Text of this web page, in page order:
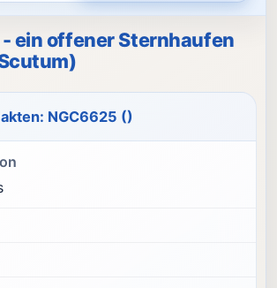
ein offener Sternhaufen
NGC6625 ()